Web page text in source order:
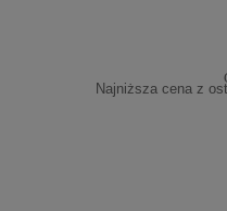
Najniższa cena z